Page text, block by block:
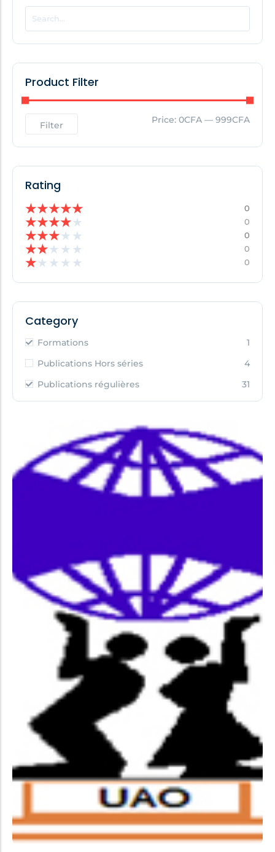
POPULAR THIS WEEK
No Posts Found!
No Posts Found!
Product Filter
Filter Price: 0CFA — 999CFA
Rating
★★★★★ 0
★★★★★ 0
★★★★ ★ 0
★★★ ★ ★ 0
★★ ★ ★ ★ 0
Category
Formations
1
Publications Hors séries
4
Publications régulières
31